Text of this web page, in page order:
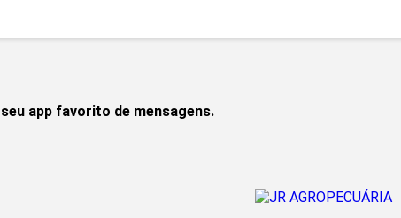
app favorito de mensagens.